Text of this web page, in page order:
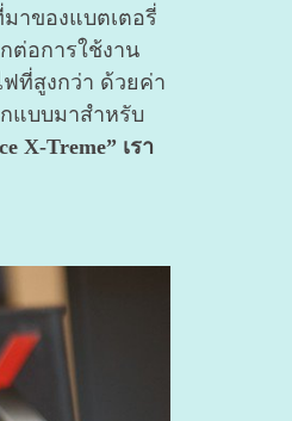
าของแบตเตอรี่
ต่อการใช้งาน
ที่สูงกว่า ด้วยค่า
แบบมาสำหรับ
X-Treme” เรา